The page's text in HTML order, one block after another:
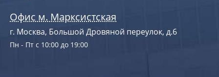
Офис м. Марксистская
г. Москва, Большой Дровяной переулок, д.6
Пн - Пт с 10:00 до 19:00